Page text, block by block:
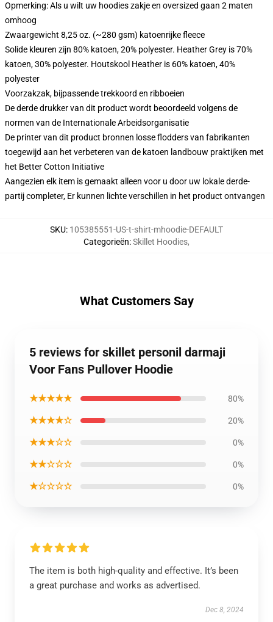
Opmerking: Als u wilt uw hoodies zakje en oversized gaan 2 maten
omhoog
Zwaargewicht 8,25 oz. (~280 gsm) katoenrijke fleece
Solide kleuren zijn 80% katoen, 20% polyester. Heather Grey is 70%
katoen, 30% polyester. Houtskool Heather is 60% katoen, 40%
polyester
Voorzakzak, bijpassende trekkoord en ribboeien
De derde drukker van dit product wordt beoordeeld volgens de
normen van de Internationale Arbeidsorganisatie
De printer van dit product bronnen losse flodders van fabrikanten
toegewijd aan het verbeteren van de katoen landbouw praktijken met
het Better Cotton Initiative
Aangezien elk item is gemaakt alleen voor u door uw lokale derde-
partij completer, Er kunnen lichte verschillen in het product ontvangen
SKU: 105385551-US-t-shirt-mhoodie-DEFAULT
Categorieën:Skillet Hoodies,
What Customers Say
5 reviews for skillet personil darmaji
Voor Fans Pullover Hoodie
★★★★★ 80%
★★★★☆ 20%
★★★☆☆ 0%
★★☆☆☆ 0%
★☆☆☆☆ 0%
The item is both high-quality and effective. It’s been
a great purchase and works as advertised.
Dec 8, 2024